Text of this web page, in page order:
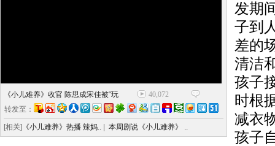
《小儿难养》收官 陈思成宋佳被“玩
40,072
转发至：
[相关] 《小儿难养》热播 辣妈.. 本周剧说《小儿难养》 ..
发期
子到
差的
清洁
孩子
时根
减衣
孩子